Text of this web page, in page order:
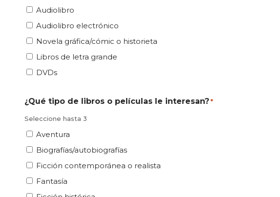
Audiolibro
Audiolibro electrónico
Novela gráfica/cómic o historieta
Libros de letra grande
DVDs
¿Qué tipo de libros o películas le interesan? *
Seleccione hasta 3
Aventura
Biografías/autobiografías
Ficción contemporánea o realista
Fantasía